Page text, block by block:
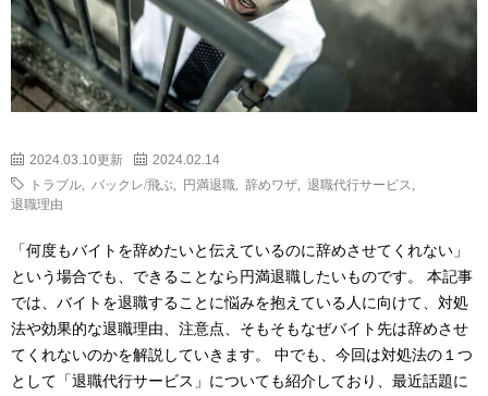
2024.03.10更新 2024.02.14
トラブル バックレ/飛ぶ 円満退職 辞めワザ 退職代行サービス
退職理由
「何度もバイトを辞めたいと伝えているのに辞めさせてくれない」
という場合でも、できることなら円満退職したいものです。 本記事
では、バイトを退職することに悩みを抱えている人に向けて、対処
法や効果的な退職理由、注意点、そもそもなぜバイト先は辞めさせ
てくれないのかを解説していきます。 中でも、今回は対処法の１つ
として「退職代行サービス」についても紹介しており、最近話題に